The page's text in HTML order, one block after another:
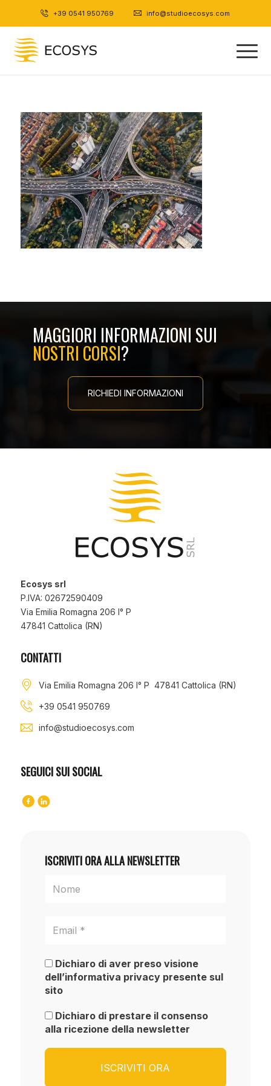
+39 0541 950769 info@studioecosys.com
MAGGIORI INFORMAZIONI SUI
NOSTRI CORSI?
RICHIEDI INFORMAZIONI
Ecosys srl
P.IVA: 02672590409
Via Emilia Romagna 206 I° P
47841 Cattolica (RN)
CONTATTI
Via Emilia Romagna 206 I° P 47841 Cattolica (RN)
+39 0541 950769
info@studioecosys.com
SEGUICI SUI SOCIAL
ISCRIVITI ORA ALLA NEWSLETTER
Dichiaro di aver preso visione
dell’informativa privacy presente sul
sito
Dichiaro di prestare il consenso
alla ricezione della newsletter